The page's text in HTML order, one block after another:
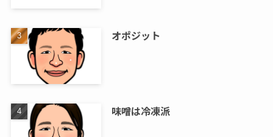
オポジット
味噌は冷凍派